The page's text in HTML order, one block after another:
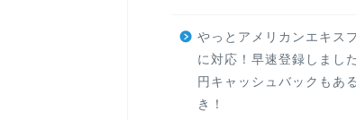
やっとアメリカンエキス
に対応！早速登録しま
円キャッシュバックもあ
き！